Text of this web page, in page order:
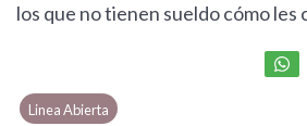
los que no tienen sueldo cómo les
Linea Abierta